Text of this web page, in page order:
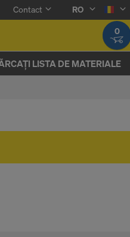
Contact
RO
0
LISTA DE MATERIALE